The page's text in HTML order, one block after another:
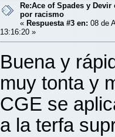
Re:Ace of Spades y Devir
por racismo
« Respuesta #3 en: 08 de
13:16:20 »
Buena y
muy tonta y
CGE se
a la terfa